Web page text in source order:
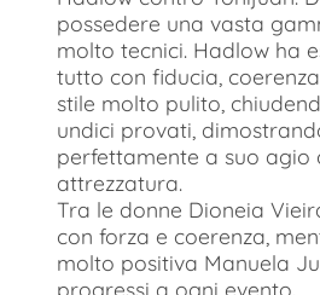
possedere una vasta
molto tecnici. Hadlow ha
tutto con fiducia,
stile molto pulito,
undici provati,
perfettamente a suo agio
attrezzatura.
Tra le donne Dioneia
con forza e coerenza,
molto positiva Manuela
progressi a ogni evento.